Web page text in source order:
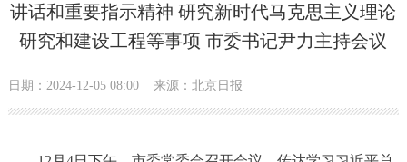
北京要闻 会议信息 部门动态
政务公开
讲话和重要指示精神 研究新时代马克思主义理论
研究和建设工程等事项 市委书记尹力主持会议
日期：2024-12-05 08:00 来源：北京日报